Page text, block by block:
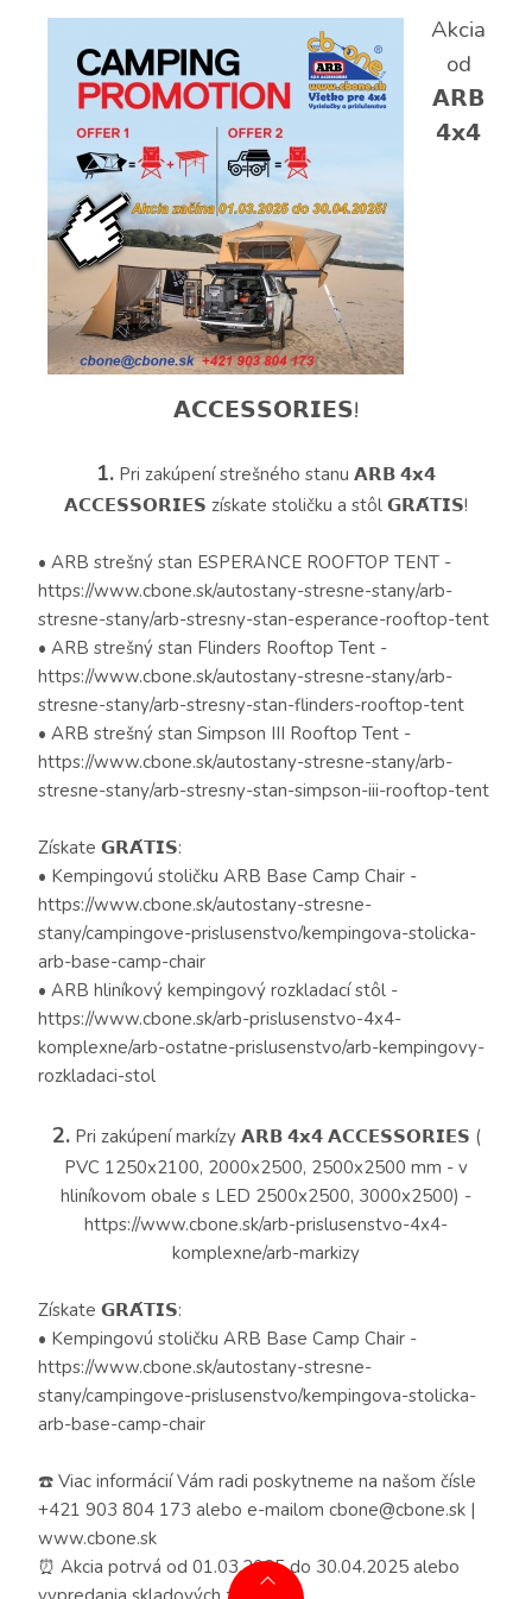
Akcia
od
𝗔𝗥𝗕
𝟰𝘅𝟰
𝗔𝗖𝗖𝗘𝗦𝗦𝗢𝗥𝗜𝗘𝗦!
1. Pri zakúpení strešného stanu 𝗔𝗥𝗕 𝟰𝘅𝟰
𝗔𝗖𝗖𝗘𝗦𝗦𝗢𝗥𝗜𝗘𝗦 získate stoličku a stôl 𝗚𝗥𝗔́𝗧𝗜𝗦!
• ARB strešný stan ESPERANCE ROOFTOP TENT -
https://www.cbone.sk/autostany-stresne-stany/arb-
stresne-stany/arb-stresny-stan-esperance-rooftop-tent
• ARB strešný stan Flinders Rooftop Tent -
https://www.cbone.sk/autostany-stresne-stany/arb-
stresne-stany/arb-stresny-stan-flinders-rooftop-tent
• ARB strešný stan Simpson III Rooftop Tent -
https://www.cbone.sk/autostany-stresne-stany/arb-
stresne-stany/arb-stresny-stan-simpson-iii-rooftop-tent
Získate 𝗚𝗥𝗔́𝗧𝗜𝗦:
• Kempingovú stoličku ARB Base Camp Chair -
https://www.cbone.sk/autostany-stresne-
stany/campingove-prislusenstvo/kempingova-stolicka-
arb-base-camp-chair
• ARB hliníkový kempingový rozkladací stôl -
https://www.cbone.sk/arb-prislusenstvo-4x4-
komplexne/arb-ostatne-prislusenstvo/arb-kempingovy-
rozkladaci-stol
2.Pri zakúpení markízy 𝗔𝗥𝗕 𝟰𝘅𝟰 𝗔𝗖𝗖𝗘𝗦𝗦𝗢𝗥𝗜𝗘𝗦 (
PVC 1250x2100, 2000x2500, 2500x2500 mm - v
hliníkovom obale s LED 2500x2500, 3000x2500) -
https://www.cbone.sk/arb-prislusenstvo-4x4-
komplexne/arb-markizy
Získate 𝗚𝗥𝗔́𝗧𝗜𝗦:
• Kempingovú stoličku ARB Base Camp Chair -
https://www.cbone.sk/autostany-stresne-
stany/campingove-prislusenstvo/kempingova-stolicka-
arb-base-camp-chair
☎️ Viac informácií Vám radi poskytneme na našom čísle
+421 903 804 173 alebo e-mailom cbone@cbone.sk |
www.cbone.sk
⏰ Akcia potrvá od 01.03.2025 do 30.04.2025 alebo